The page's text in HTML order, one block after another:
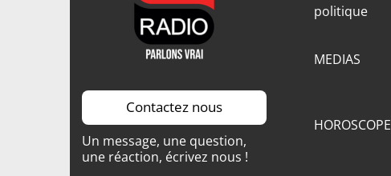
Contactez nous
Un message, une question,
une réaction, écrivez nous !
politique
MEDIAS
HOROSCOPE